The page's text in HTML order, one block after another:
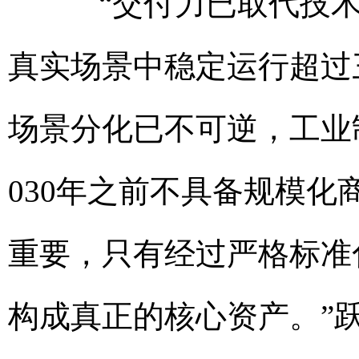
真实场景中稳定运行超
场景分化已不可逆，工
030年之前不具备规模化
重要，只有经过严格标
构成真正的核心资产。”